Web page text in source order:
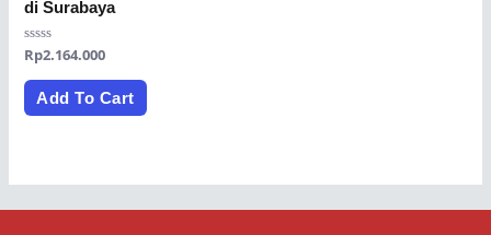
di Surabaya
Rated
out
Rp2.164.000
Add To Cart